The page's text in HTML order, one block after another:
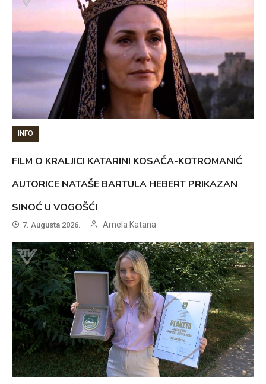
INFO
FILM O KRALJICI KATARINI KOSAČA-KOTROMANIĆ
AUTORICE NATAŠE BARTULA HEBERT PRIKAZAN
SINOĆ U VOGOŠĆI
7. Augusta 2026. Arnela Katana